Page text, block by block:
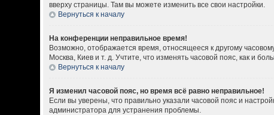
вверху страницы. Там вы можете изменить все свои настройки.
Вернуться к началу
На конференции неправильное время!
Возможно, отображается время, относящееся к другому
Москва, Киев и т. д. Учтите, что изменять часовой пояс, как и
Вернуться к началу
Я изменил часовой пояс, но время всё равно неправильное!
Если вы уверены, что правильно указали часовой пояс и
администратора для устранения проблемы.